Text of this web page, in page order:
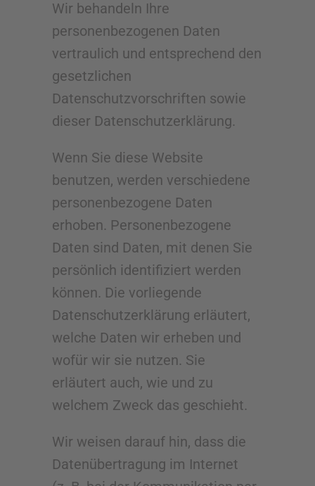
Wir behandeln Ihre
personenbezogenen Daten
vertraulich und entsprechend den
gesetzlichen
Datenschutzvorschriften sowie
dieser Datenschutzerklärung.
Wenn Sie diese Website
benutzen, werden verschiedene
personenbezogene Daten
erhoben. Personenbezogene
Daten sind Daten, mit denen Sie
persönlich identifiziert werden
können. Die vorliegende
Datenschutzerklärung erläutert,
welche Daten wir erheben und
wofür wir sie nutzen. Sie
erläutert auch, wie und zu
welchem Zweck das geschieht.
Wir weisen darauf hin, dass die
Datenübertragung im Internet